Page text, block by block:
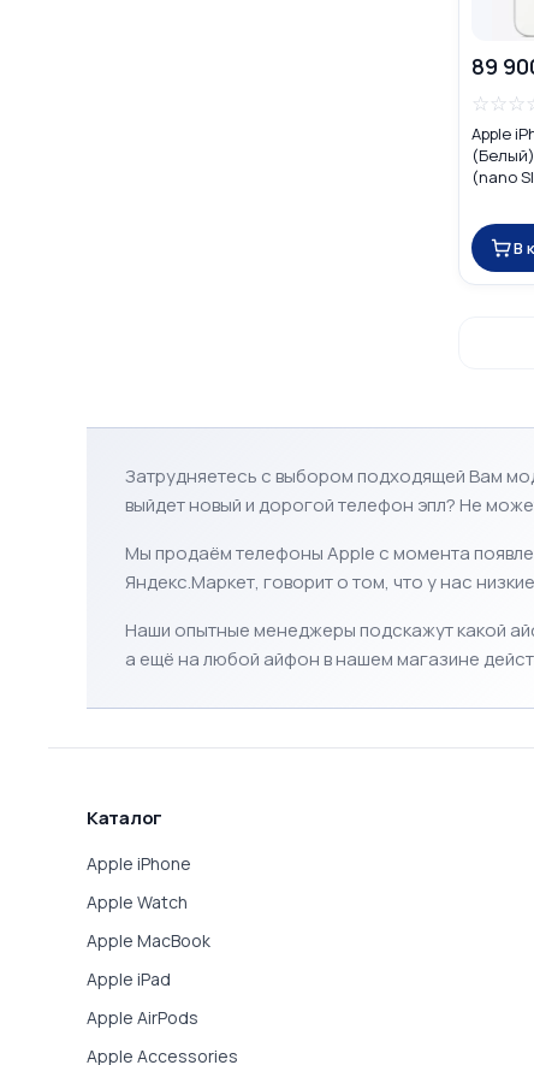
89
☆☆☆
Apple
(Белый)
(nano
В
Затрудняетесь с выбором подходящей Вам
выйдет новый и дорогой телефон эпл? Не
Мы продаём телефоны Apple с момента
Яндекс.Маркет, говорит о том, что у нас
Наши опытные менеджеры подскажут какой
а ещё на любой айфон в нашем магазине
Каталог
Apple iPhone
Apple Watch
Apple MacBook
Apple iPad
Apple AirPods
Apple Accessories